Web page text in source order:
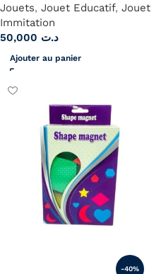
Jouets, Jouet Educatif, Jouet
Immitation
د.ت
Ajouter au panier
-40%